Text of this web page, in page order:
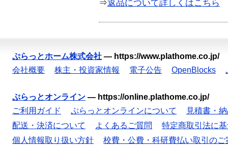
⇒返品について詳しくはこちら
ぷらっとホーム株式会社 — https://www.plathome.co.jp/
会社概要
株主・投資家情報 電子公告 OpenBlocks
ぷらっとオンライン — https://online.plathome.co.jp/
ご利用ガイド
ぷらっとオンラインについて
見積書・
配送・決済について
よくあるご質問
特定商取引法に
個人情報取り扱い方針
校費・公費・科研費払い取引のご